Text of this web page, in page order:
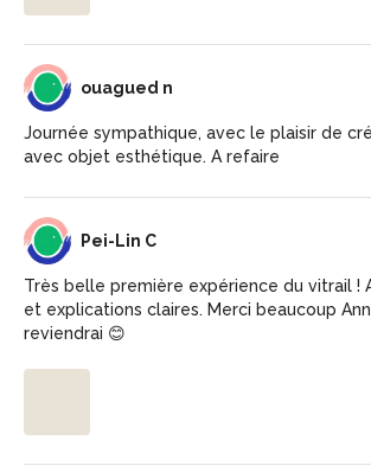
ON ouagued n
Journée sympathique, avec le plaisir de
avec objet esthétique. A refaire
PC Pei-Lin C
Très belle première expérience du vitrail !
et explications claires. Merci beaucoup
reviendrai 😊